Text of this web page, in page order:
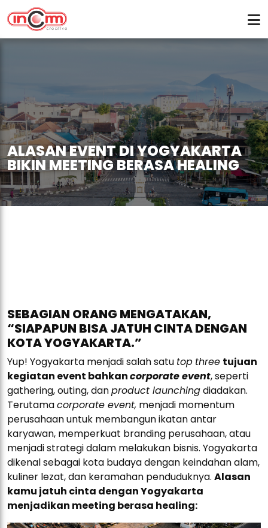
ALASAN EVENT DI YOGYAKARTA
BIKIN MEETING BERASA HEALING
SEBAGIAN ORANG MENGATAKAN,
“SIAPAPUN BISA JATUH CINTA DENGAN
KOTA YOGYAKARTA.”
Yup! Yogyakarta menjadi salah satu top three tujuan
kegiatan event bahkancorporate event, seperti
gathering, outing, danproduct launchingdiadakan.
Terutamacorporate event, menjadi momentum
perusahaan untuk membangun ikatan antar
karyawan, memperkuat branding perusahaan, atau
menjadi strategi dalam melakukan bisnis. Yogyakarta
dikenal sebagai kota budaya dengan keindahan alam,
kuliner lezat, dan keramahan penduduknya. Alasan
kamu jatuh cinta dengan Yogyakarta
menjadikan meeting berasa healing: